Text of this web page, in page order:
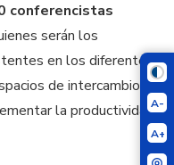
A-
A+
conferencistas
serán los
en los diferentes
de intercambio,
la productividad